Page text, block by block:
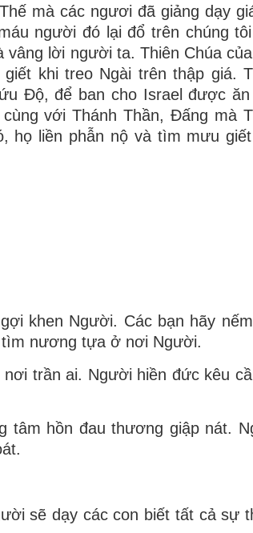
mà các ngươi đã giảng dạy
người đó lại đổ trên chúng tôi
vâng lời người ta. Thiên Chúa
khi treo Ngài trên thập giá.
Ðộ, để ban cho Israel được ăn
với Thánh Thần, Ðấng mà
họ liền phẫn nộ và tìm mưu
khen Người. Các bạn hãy
tìm nương tựa ở nơi Người.
trần ai. Người hiền đức kêu
tâm hồn đau thương giập nát.
sẽ dạy các con biết tất cả sự